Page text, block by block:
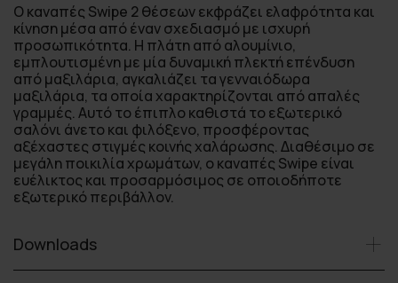
Ο καναπές Swipe 2 θέσεων εκφράζει ελαφρότητα και
κίνηση μέσα από έναν σχεδιασμό με ισχυρή
προσωπικότητα. Η πλάτη από αλουμίνιο,
εμπλουτισμένη με μία δυναμική πλεκτή επένδυση
από μαξιλάρια, αγκαλιάζει τα γενναιόδωρα
μαξιλάρια, τα οποία χαρακτηρίζονται από απαλές
γραμμές. Αυτό το έπιπλο καθιστά το εξωτερικό
σαλόνι άνετο και φιλόξενο, προσφέροντας
αξέχαστες στιγμές κοινής χαλάρωσης. Διαθέσιμο σε
μεγάλη ποικιλία χρωμάτων, ο καναπές Swipe είναι
ευέλικτος και προσαρμόσιμος σε οποιοδήποτε
εξωτερικό περιβάλλον.
Downloads